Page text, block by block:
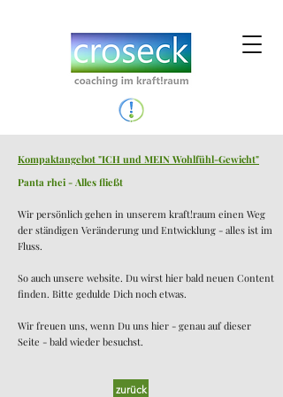
Kompaktangebot "ICH und MEIN Wohlfühl-Gewicht"
Panta rhei - Alles fließt
Wir persönlich gehen in unserem kraft!raum einen Weg
der ständigen Veränderung und Entwicklung - alles ist im
Fluss.
So auch unsere website. Du wirst hier bald neuen Content
finden. Bitte gedulde Dich noch etwas.
Wir freuen uns, wenn Du uns hier - genau auf dieser
Seite - bald wieder besuchst.
zurück